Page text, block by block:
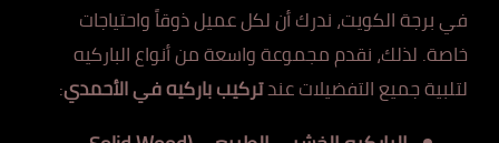
في برجة الكويت، ندرك أن لكل عميل ذوقاً واحتياجات
خاصة. لذلك، نقدم مجموعة واسعة من أنواع الباركيه
لتلبية جميع التفضيلات عندتركيب باركيه في الأحمدي: